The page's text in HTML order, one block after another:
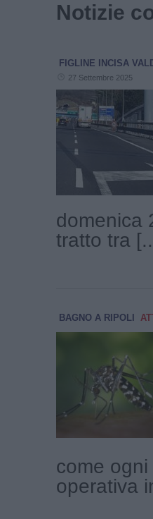
Notizie
FIGLINE INCISA
27 Settembre 2025
domenica
tratto tra
BAGNO A RIPOLI
come
operativa